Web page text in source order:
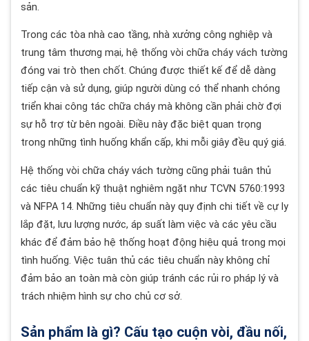
sản.
Trong các tòa nhà cao tầng, nhà xưởng công nghiệp và
trung tâm thương mại, hệ thống vòi chữa cháy vách tường
đóng vai trò then chốt. Chúng được thiết kế để dễ dàng
tiếp cận và sử dụng, giúp người dùng có thể nhanh chóng
triển khai công tác chữa cháy mà không cần phải chờ đợi
sự hỗ trợ từ bên ngoài. Điều này đặc biệt quan trọng
trong những tình huống khẩn cấp, khi mỗi giây đều quý giá.
Hệ thống vòi chữa cháy vách tường cũng phải tuân thủ
các tiêu chuẩn kỹ thuật nghiêm ngặt như TCVN 5760:1993
và NFPA 14. Những tiêu chuẩn này quy định chi tiết về cự ly
lắp đặt, lưu lượng nước, áp suất làm việc và các yêu cầu
khác để đảm bảo hệ thống hoạt động hiệu quả trong mọi
tình huống. Việc tuân thủ các tiêu chuẩn này không chỉ
đảm bảo an toàn mà còn giúp tránh các rủi ro pháp lý và
trách nhiệm hình sự cho chủ cơ sở.
Sản phẩm là gì? Cấu tạo cuộn vòi, đầu nối,